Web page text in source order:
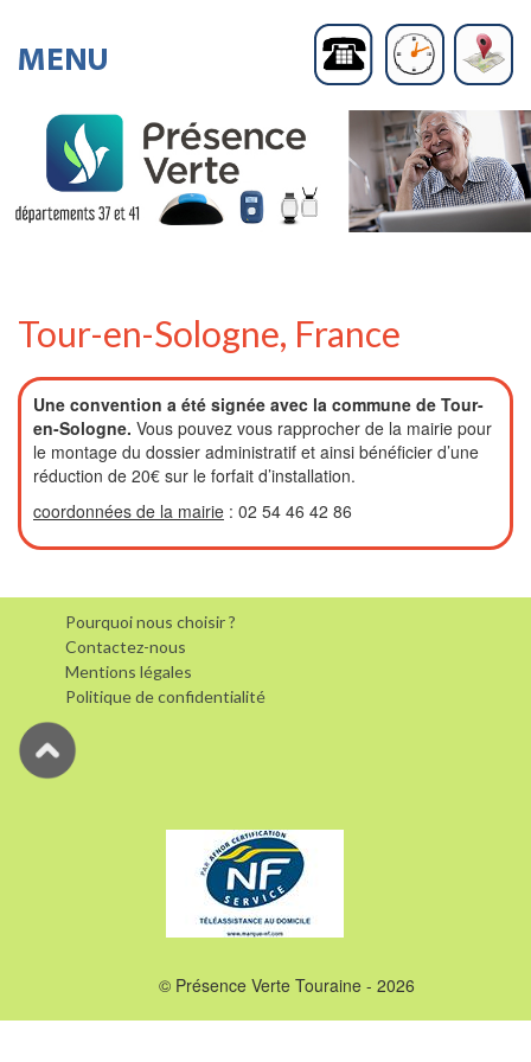
Tour-en-Sologne, France
Une convention a été signée avec la commune de Tour-
en-Sologne. Vous pouvez vous rapprocher de la mairie pour
le montage du dossier administratif et ainsi bénéficier d’une
réduction de 20€ sur le forfait d’installation.
coordonnées de la mairie : 02 54 46 42 86
Pourquoi nous choisir ?
Contactez-nous
Mentions légales
Politique de confidentialité
© Présence Verte Touraine - 2026